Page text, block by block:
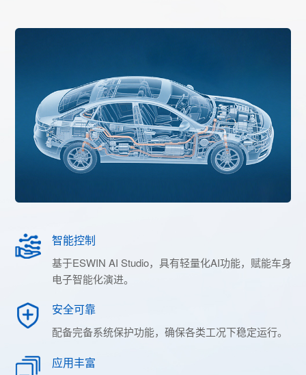
智能控制
基于ESWIN AI Studio，具有轻量化AI功能，赋能车身
电子智能化演进。
安全可靠
配备完备系统保护功能，确保各类工况下稳定运行。
应用丰富